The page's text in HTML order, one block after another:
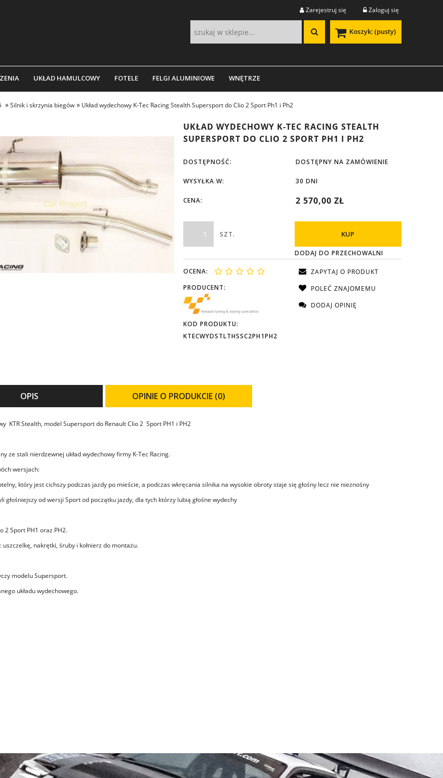
Zarejestruj się Zaloguj się
Koszyk: (pusty)
UKŁAD HAMULCOWY FOTELE FELGI ALUMINIOWE WNĘTRZE
»Silnik i skrzynia biegów » Układ wydechowy K-Tec Racing Stealth Supersport do Clio 2 Sport Ph1 i Ph2
UKŁAD WYDECHOWY K-TEC RACING STEALTH
SUPERSPORT DO CLIO 2 SPORT PH1 I PH2
DOSTĘPNOŚĆ: DOSTĘPNY NA ZAMÓWIENIE
WYSYŁKA W: 30 DNI
CENA: 2 570,00 ZŁ
SZT. KUP
DODAJ DO PRZECHOWALNI
OCENA:
PRODUCENT:
KOD PRODUKTU:
KTECWYDSTLTHSSC2PH1PH2
ZAPYTAJ O PRODUKT
POLEĆ ZNAJOMEMU
DODAJ OPINIĘ
OPIS OPINIE O PRODUKCIE (0)
KTR Stealth, model Supersport do Renault Clio 2 Sport PH1 i PH2
ze stali nierdzewnej układ wydechowy firmy K-Tec Racing.
wersjach:
który jest cichszy podczas jazdy po mieście, a podczas wkręcania silnika na wysokie obroty staje się głośny lecz nie nieznośny
głośniejszy od wersji Sport od początku jazdy, dla tych którzy lubią głośne wydechy
2 Sport PH1 oraz PH2.
uszczelkę, nakrętki, śruby i kołnierz do montażu.
modelu Supersport.
układu wydechowego.